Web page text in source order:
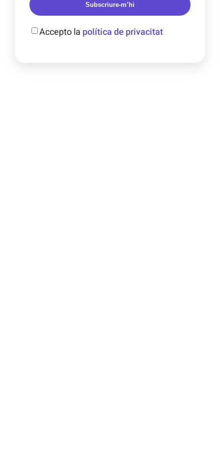
Subscriure-m’hi
Accepto la política de privacitat